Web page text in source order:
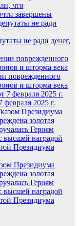
что
завершены
не ради денег,
поврежденного
и шторма века
февраля 2025 г.
Президиума
золотая
Героям
высшей наградой
Президиума